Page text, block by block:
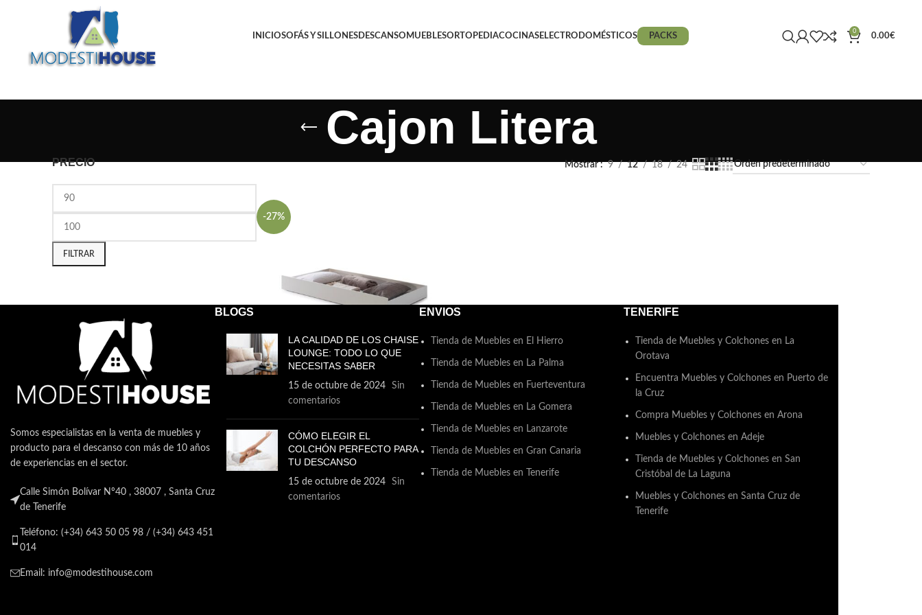
INICIOSOFÁS Y SILLONESDESCANSO MUEBLESORTOPEDIACOCINASELECTRODOMÉSTICOS PACKS
0
0.00€
Cajon Litera
PRECIO
FILTRAR
Mostrar 9 12 18 24
-27%
CAJON LITERA VALKA
130.00 € 95.00
Somos especialistas en la venta de muebles y
producto para el descanso con más de 10 años
de experiencias en el sector.
Calle Simón Bolívar Nº40 , 38007 , Santa Cruz
de Tenerife
Teléfono: (+34) 643 50 05 98 / (+34) 643 451
014
Email: info@modestihouse.com
BLOGS
LA CALIDAD DE LOS CHAISE
LOUNGE: TODO LO QUE
NECESITAS SABER
15 de octubre de 2024
Sin
comentarios
CÓMO ELEGIR EL
COLCHÓN PERFECTO PARA
TU DESCANSO
15 de octubre de 2024
Sin
comentarios
ENVIOS
Tienda de Muebles en El Hierro
Tienda de Muebles en La Palma
Tienda de Muebles en Fuerteventura
Tienda de Muebles en La Gomera
Tienda de Muebles en Lanzarote
Tienda de Muebles en Gran Canaria
Tienda de Muebles en Tenerife
TENERIFE
Tienda de Muebles y Colchones en La
Orotava
Encuentra Muebles y Colchones en Puerto de
la Cruz
Compra Muebles y Colchones en Arona
Muebles y Colchones en Adeje
Tienda de Muebles y Colchones en San
Cristóbal de La Laguna
Muebles y Colchones en Santa Cruz de
Tenerife